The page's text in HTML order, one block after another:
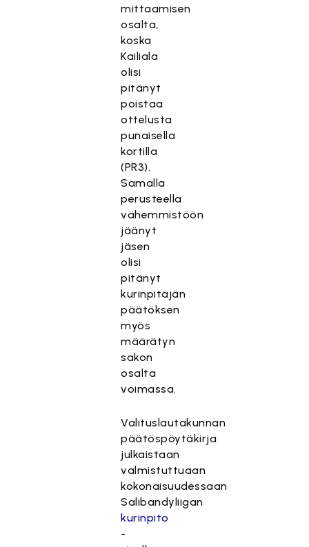
mittaamisen
osalta,
koska
Kailiala
olisi
pitänyt
poistaa
ottelusta
punaisella
kortilla
(PR3).
Samalla
perusteella
vähemmistöön
jäänyt
jäsen
olisi
pitänyt
kurinpitäjän
päätöksen
myös
määrätyn
sakon
osalta
voimassa.
Valituslautakunnan
päätöspöytäkirja
julkaistaan
valmistuttuaan
kokonaisuudessaan
Salibandyliigan
kurinpito
-